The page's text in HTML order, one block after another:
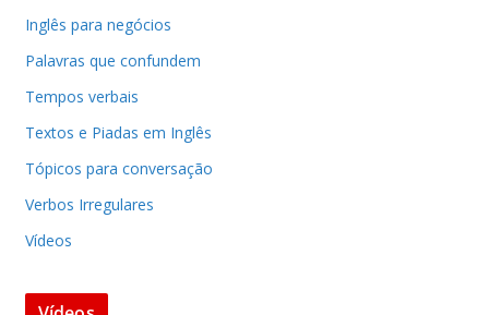
Inglês para negócios
Palavras que confundem
Tempos verbais
Textos e Piadas em Inglês
Tópicos para conversação
Verbos Irregulares
Vídeos